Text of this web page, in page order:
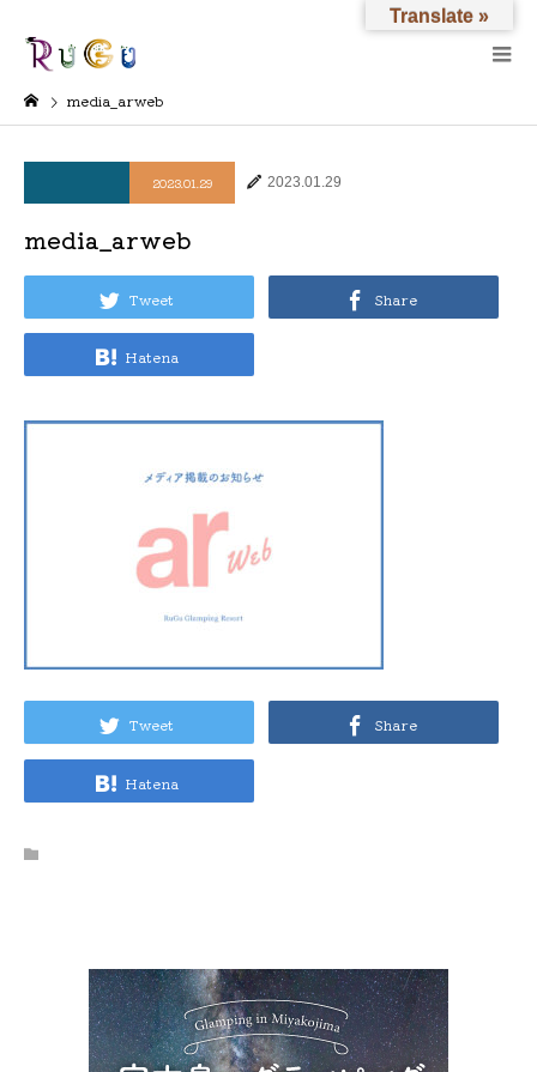
media_arweb
2023.01.29 2023.01.29
media_arweb
Tweet Share
Hatena
Tweet Share
Hatena
Translate »